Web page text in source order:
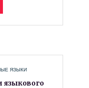
ЯЗЫКИ
языкового